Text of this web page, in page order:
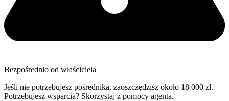
Bezpośrednio od właściciela
Jeśli nie potrzebujesz pośrednika, zaoszczędzisz około 18 000 zł.
Potrzebujesz wsparcia? Skorzystaj z pomocy agenta.